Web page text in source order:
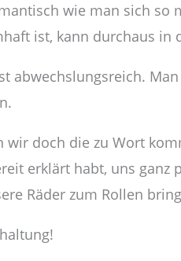
wie man sich so
ist, kann durchaus in
abwechslungsreich.
wir doch die zu Wort
erklärt habt, uns ganz
Räder zum Rollen